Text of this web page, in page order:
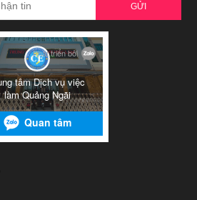
GỬI